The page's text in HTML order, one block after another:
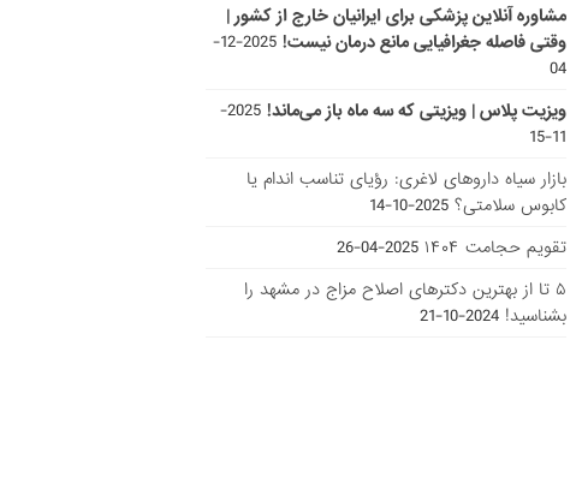
مشاوره آنلاین پزشکی برای ایرانیان خارج از کشور |
وقتی فاصله جغرافیایی مانع درمان نیست!
2025-12-
04
ویزیت پلاس | ویزیتی که سه ماه باز می‌ماند!
2025-
11-15
بازار سیاه داروهای لاغری: رؤیای تناسب اندام یا
کابوس سلامتی؟ 2025-10-14
تقویم حجامت ۱۴۰۴
2025-04-26
۵ تا از بهترین دکتر‌های اصلاح مزاج در مشهد را
بشناسید! 2024-10-21